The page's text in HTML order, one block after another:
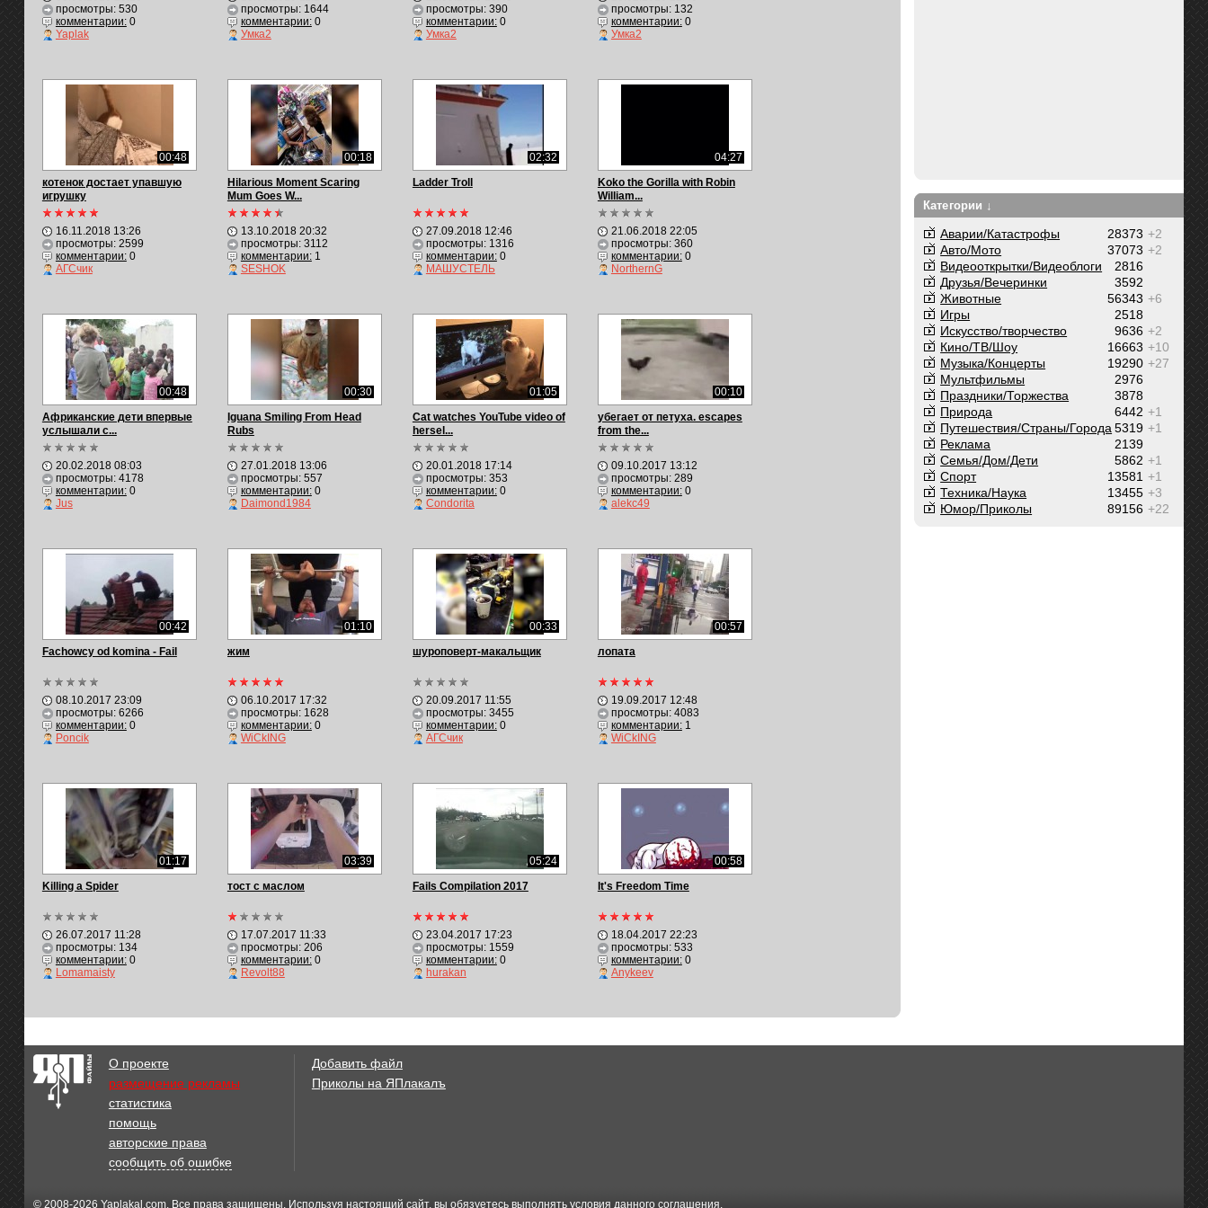
просмотры: 530
комментарии:0
Yaplak
просмотры: 1644
комментарии:0
Умка2
просмотры: 390
комментарии:0
Умка2
просмотры: 132
комментарии:0
Умка2
00:48
котенок достает упавшую
игрушку
16.11.2018 13:26
просмотры: 2599
комментарии:0
АГСчик
00:18
Hilarious Moment Scaring
Mum Goes W...
13.10.2018 20:32
просмотры: 3112
комментарии:1
SESHOK
02:32
Ladder Troll
27.09.2018 12:46
просмотры: 1316
комментарии:0
МАШУСТЕЛЬ
04:27
Koko the Gorilla with Robin
William...
21.06.2018 22:05
просмотры: 360
комментарии:0
NorthernG
00:48
Африканские дети впервые
услышали с...
20.02.2018 08:03
просмотры: 4178
комментарии:0
Jus
00:30
Iguana Smiling From Head
Rubs
27.01.2018 13:06
просмотры: 557
комментарии:0
Daimond1984
01:05
Cat watches YouTube video of
hersel...
20.01.2018 17:14
просмотры: 353
комментарии:0
Condorita
00:10
убегает от петуха. escapes
from the...
09.10.2017 13:12
просмотры: 289
комментарии:0
alekc49
00:42
Fachowcy od komina - Fail
08.10.2017 23:09
просмотры: 6266
комментарии:0
Poncik
01:10
жим
06.10.2017 17:32
просмотры: 1628
комментарии:0
WiCkING
00:33
шуроповерт-макальщик
20.09.2017 11:55
просмотры: 3455
комментарии:0
АГСчик
00:57
лопата
19.09.2017 12:48
просмотры: 4083
комментарии:1
WiCkING
01:17
Killing a Spider
26.07.2017 11:28
просмотры: 134
комментарии:0
Lomamaisty
03:39
тост с маслом
17.07.2017 11:33
просмотры: 206
комментарии:0
Revolt88
05:24
Fails Compilation 2017
23.04.2017 17:23
просмотры: 1559
комментарии:0
hurakan
00:58
It's Freedom Time
18.04.2017 22:23
просмотры: 533
комментарии:0
Anykeev
Категории ↓
+2
28373
Аварии/Катастрофы
+2
37073
Авто/Мото
2816
Видеооткрытки/Видеоблоги
3592
Друзья/Вечеринки
+6
56343
Животные
2518
Игры
+2
9636
Искусство/творчество
+10
16663
Кино/ТВ/Шоу
+27
19290
Музыка/Концерты
2976
Мультфильмы
3878
Праздники/Торжества
+1
6442
Природа
+1
5319
Путешествия/Cтраны/Города
2139
Реклама
+1
5862
Семья/Дом/Дети
+1
13581
Спорт
+3
13455
Техника/Наука
+22
89156
Юмор/Приколы
О проекте
размещение рекламы
статистика
помощь
авторские права
сообщить об ошибке
Добавить файл
Приколы на ЯПлакалъ
© 2008-2026 Yaplakal.com. Все права защищены. Используя настоящий сайт, вы обязуетесь выполнять условия данного соглашения.